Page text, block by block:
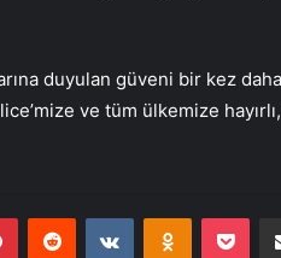
duyulan güveni bir kez
ve tüm ülkemize
PinterestReddit VKontakte